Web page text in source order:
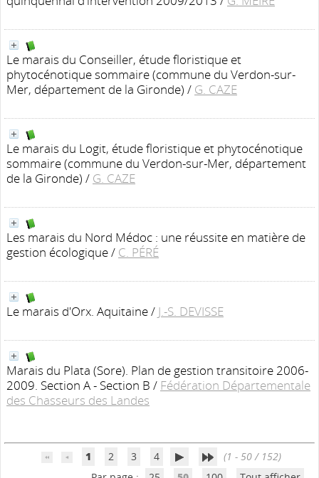
Le marais du Conseiller, étude floristique et
phytocénotique sommaire (commune du Verdon-sur-
Mer, département de la Gironde) / G. CAZE
Le marais du Logit, étude floristique et phytocénotique
sommaire (commune du Verdon-sur-Mer, département
de la Gironde) / G. CAZE
Les marais du Nord Médoc : une réussite en matière de
gestion écologique/ C. PÉRÉ
Le marais d'Orx. Aquitaine/ J.-S. DEVISSE
Marais du Plata (Sore). Plan de gestion transitoire 2006-
2009. Section A - Section B / Fédération Départementale
des Chasseurs des Landes
1 2 3 4
(1 - 50 / 152)